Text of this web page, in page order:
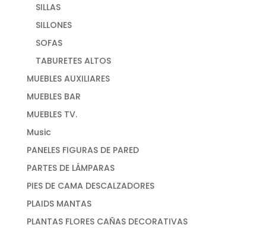
SILLAS
SILLONES
SOFAS
TABURETES ALTOS
MUEBLES AUXILIARES
MUEBLES BAR
MUEBLES TV.
Music
PANELES FIGURAS DE PARED
PARTES DE LÁMPARAS
PIES DE CAMA DESCALZADORES
PLAIDS MANTAS
PLANTAS FLORES CAÑAS DECORATIVAS